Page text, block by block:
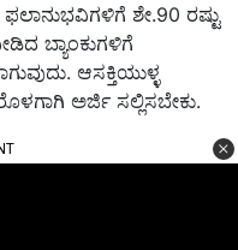
ಶೇ.90 ರಷ್ಟು
ಬ್ಯಾಂಕುಗಳಿಗೆ
ಆಸಕ್ತಿಯುಳ್ಳ
ಅರ್ಜಿ ಸಲ್ಲಿಸಬೇಕು.